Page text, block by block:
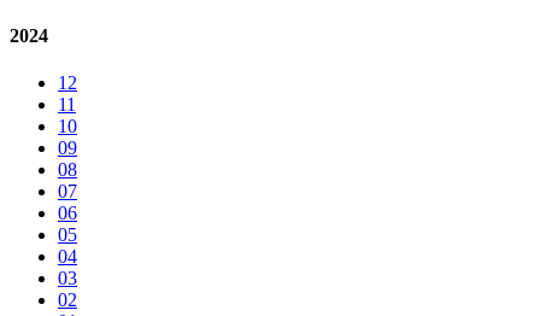
2024
12
11
10
09
08
07
06
05
04
03
02